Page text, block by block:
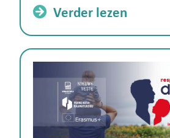
Verder lezen